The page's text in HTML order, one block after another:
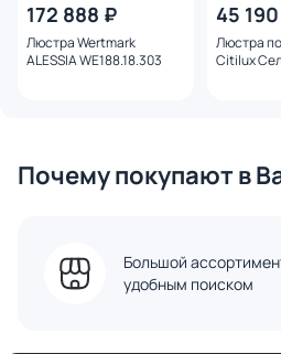
172 888 ₽
Люстра Wertmark
ALESSIA WE188.18.303
45
Люстра
Citilux
Почему покупают в
Большой
удобным поиском